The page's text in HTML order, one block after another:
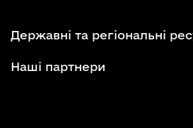
Державні та регіональні
Наші партнери